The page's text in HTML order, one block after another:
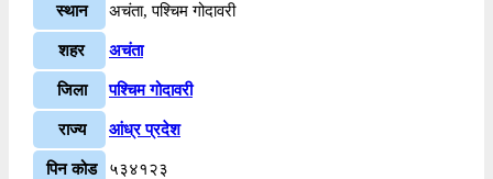
स्थान अचंता, पश्चिम गोदावरी
शहर अचंता
जिला पश्चिम गोदावरी
राज्य आंध्र प्रदेश
पिन कोड ५३४१२३